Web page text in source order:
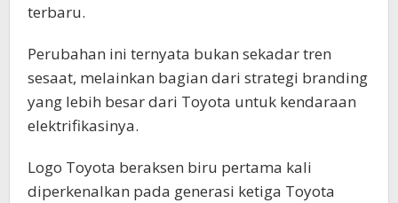
terbaru.
Perubahan ini ternyata bukan sekadar tren
sesaat, melainkan bagian dari strategi branding
yang lebih besar dari Toyota untuk kendaraan
elektrifikasinya.
Logo Toyota beraksen biru pertama kali
diperkenalkan pada generasi ketiga Toyota